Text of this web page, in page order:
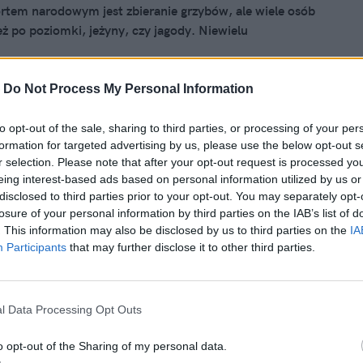
Do Not Process My Personal Information
opt-out of the sale, sharing to third parties, or processing of your
for targeted advertising by us, please use the below opt-out
selection. Please note that after your opt-out request is processed
interest-based ads based on personal information utilized by us
to third parties prior to your opt-out. You may separately
of your personal information by third parties on the IAB’s list of
This information may also be disclosed by us to third parties on the
Participants that may further disclose it to other third parties.
Data Processing Opt Outs
opt-out of the Sharing of my personal data.
narodowym jest zbieranie grzybów, ale wiele osób
po poziomki, jeżyny, czy jagody. Niewielu
13:08
uroda i spokój ducha.
na Święta "podróż" do tajemniczej
naturalne Spa Ceylon czerpią inspirację z
zakładającej równą troskę o ciało, psychikę i